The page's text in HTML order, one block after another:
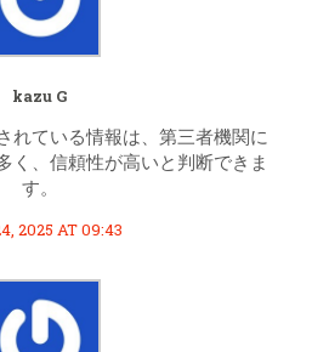
kazu G
れている情報は、第三者機関に
く、信頼性が高いと判断できま
す。
2025 AT 09:43